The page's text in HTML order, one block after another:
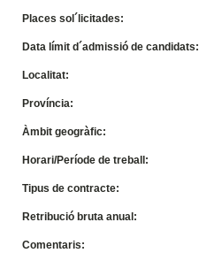
Places sol´licitades:
Data límit d´admissió de candidats:
Localitat:
Província:
Àmbit geogràfic:
Horari/Període de treball:
Tipus de contracte:
Retribució bruta anual:
Comentaris: